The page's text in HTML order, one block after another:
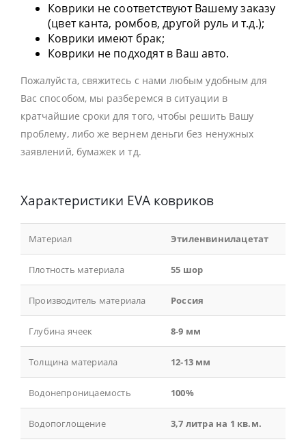
Коврики не соответствуют Вашему заказу
(цвет канта, ромбов, другой руль и т.д.);
Коврики имеют брак;
Коврики не подходят в Ваш авто.
Пожалуйста, свяжитесь с нами любым удобным для
Вас способом, мы разберемся в ситуации в
кратчайшие сроки для того, чтобы решить Вашу
проблему, либо же вернем деньги без ненужных
заявлений, бумажек и тд.
Характеристики EVA ковриков
Материал Этиленвинилацетат
Плотность материала 55 шор
Производитель материала Россия
Глубина ячеек 8-9 мм
Толщина материала 12-13 мм
Водонепроницаемость 100%
Водопоглощение 3,7 литра на 1 кв.м.